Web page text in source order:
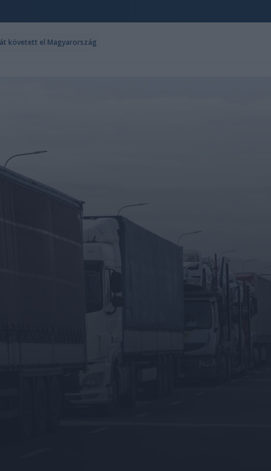
követett el Magyarország